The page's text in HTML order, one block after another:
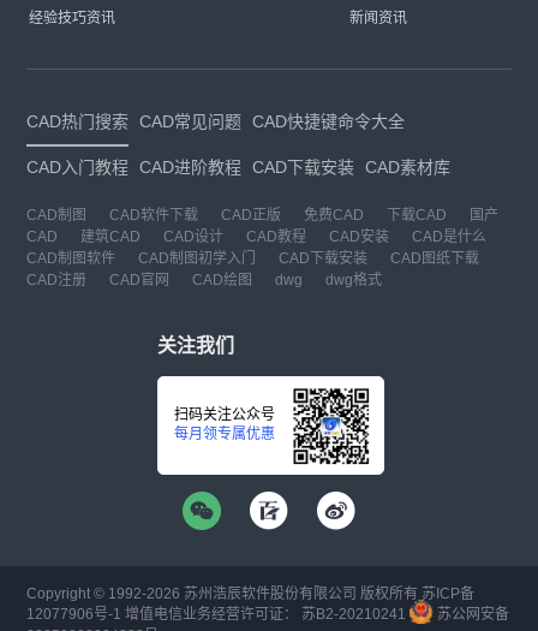
经验技巧资讯
新闻资讯
CAD热门搜索 CAD常见问题 CAD快捷键命令大全
CAD入门教程 CAD进阶教程 CAD下载安装 CAD素材库
CAD制图 CAD软件下载 CAD正版 免费CAD 下载CAD
国产
CAD
建筑CAD CAD设计 CAD教程 CAD安装
CAD是什么
CAD制图软件
CAD制图初学入门 CAD下载安装
CAD图纸下载
CAD注册
CAD官网 CAD绘图 dwg dwg格式
关注我们
扫码关注公众号
每月领专属优惠
Copyright © 1992-2026 苏州浩辰软件股份有限公司 版权所有 苏ICP备
12077906号-1 增值电信业务经营许可证： 苏B2-20210241
苏公网安备